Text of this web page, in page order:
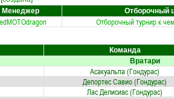
Менеджер Отборочный
Отборочный турнир к
Команда
Вратари
Асакуальпа (Гондурас)
Депортес Савио (Гондурас)
Лас Делисиас (Гондурас)